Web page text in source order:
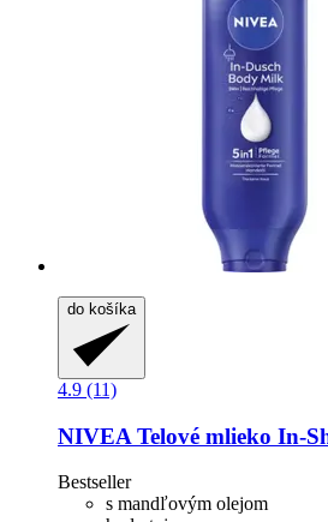
do košíka
4.9 (11)
NIVEA Telové mlieko In-​
Bestseller
s mandľovým olejom